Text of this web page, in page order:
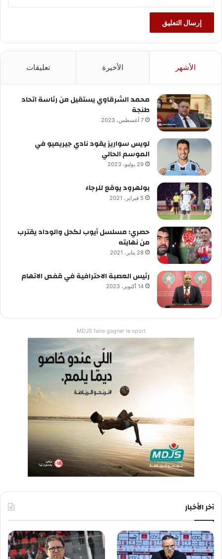
الأشهر الأخيرة تعليقات
محمد الشرقاوي يستقيل من رئاسة اتحاد
طنجة
7 أغسطس، 2023
لويس سواريز يقود نادي جيريميو في
الموسم الحالي
29 يوليو، 2023
بولهرود يوقع للرجاء
5 فبراير، 2021
حصري: مسلسل أيوب لكحل والوداد يقترب
من نهايته
28 يناير، 2021
رئيس العصبة الاحترافية في قفص الاتهام
14 أكتوبر، 2023
MDJS faire gagner le sport
آخر الأخبار